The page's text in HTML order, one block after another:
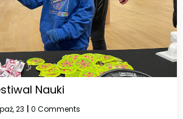
Nauki
paź, 23 0 Comments